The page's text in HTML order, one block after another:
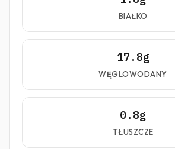
BIAŁKO
17.8g
WĘGLOWODANY
0.8g
TŁUSZCZE